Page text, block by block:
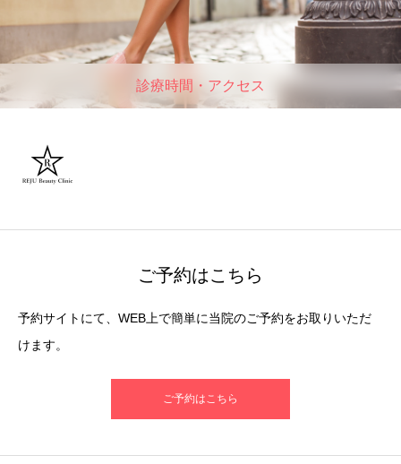
診療時間・アクセス
ご予約はこちら
予約サイトにて、WEB上で簡単に当院のご予約をお取りいただ
けます。
ご予約はこちら